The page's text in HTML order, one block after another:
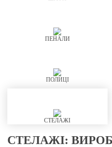
ПЕНАЛИ
ПОЛИЦІ
СТЕЛАЖІ
СТЕЛАЖІ: